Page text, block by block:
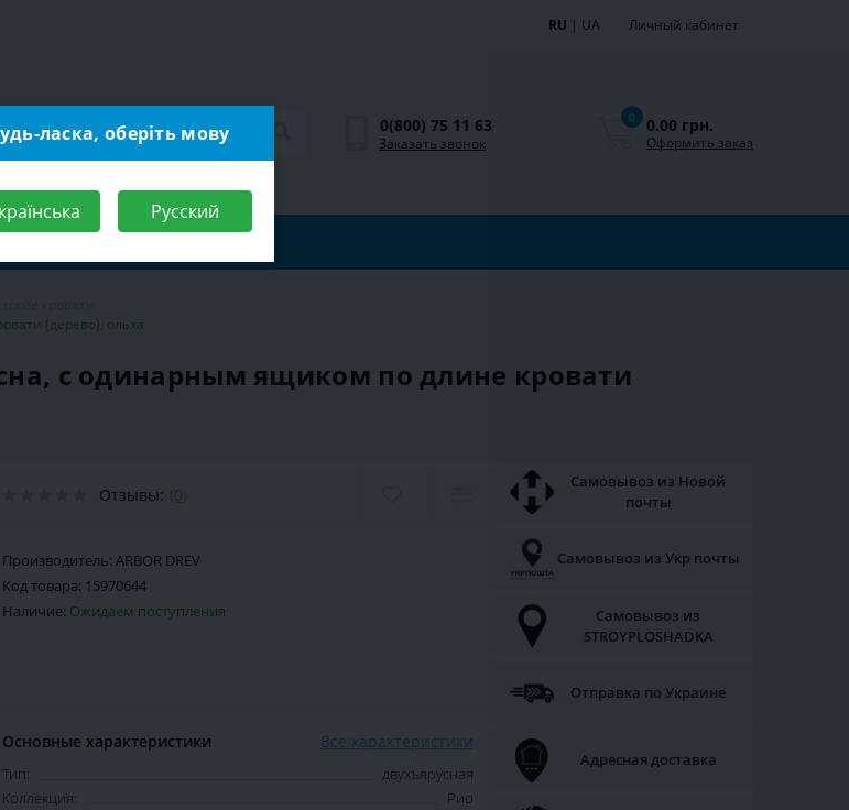
RU | UA Личный кабинет
0(800) 75 11 63
Заказать звонок
0 0.00 грн.
Оформить заказ
(дерево), ольха
с одинарным ящиком по длине кровати
Отзывы: (0)
Производитель: ARBOR DREV
Код товара: 15970644
Наличие: Ожидаем поступления
Основные характеристики Все характеристики
Тип:
двухъярусная
Коллекция:
Рио
Самовывоз из Новой
почты
Самовывоз из Укр почты
Самовывоз из
STROYPLOSHADKA
Отправка по Украине
Адресная доставка
ласка, оберіть мову
Русский